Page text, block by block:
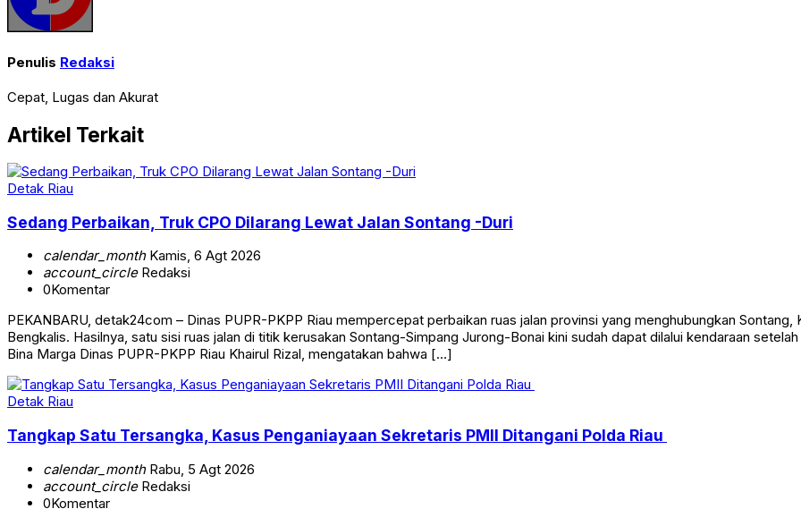
Penulis Redaksi
Cepat, Lugas dan Akurat
Artikel Terkait
Detak Riau
Sedang Perbaikan, Truk CPO Dilarang Lewat Jalan Sontang -Duri
calendar_monthKamis, 6 Agt 2026
account_circleRedaksi
0Komentar
PEKANBARU, detak24com – Dinas PUPR-PKPP Riau mempercepat perbaikan ruas jalan provinsi yang menghubungkan
Bengkalis. Hasilnya, satu sisi ruas jalan di titik kerusakan Sontang-Simpang Jurong-Bonai kini sudah dapat dilalui kendaraan
Bina Marga Dinas PUPR-PKPP Riau Khairul Rizal, mengatakan bahwa […]
Detak Riau
Tangkap Satu Tersangka, Kasus Penganiayaan Sekretaris PMII Ditangani Polda Riau
calendar_monthRabu, 5 Agt 2026
account_circleRedaksi
0Komentar